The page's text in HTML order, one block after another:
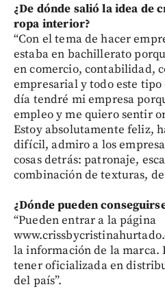
¿De dónde salió la idea de
ropa interior?
“Con el tema de hacer
estaba en bachillerato
en comercio, contabilidad,
empresarial y todo este tipo
día tendré mi empresa
empleo y me quiero sentir
Estoy absolutamente feliz,
difícil, admiro a los
cosas detrás: patronaje,
combinación de texturas, de
¿Dónde pueden
“Pueden entrar a la página
la información de la marca.
tener oficializada en
del país”.